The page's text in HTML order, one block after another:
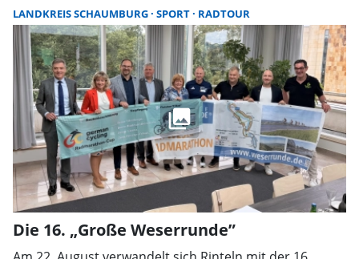
Insassen genutzt würden, die mutmaßlich Cannabis
konsumiert hätten und im Begriff gewesen seien,
loszufahren.
LANDKREIS SCHAUMBURG SPORT RADTOUR
Die 16. „Große Weserrunde”